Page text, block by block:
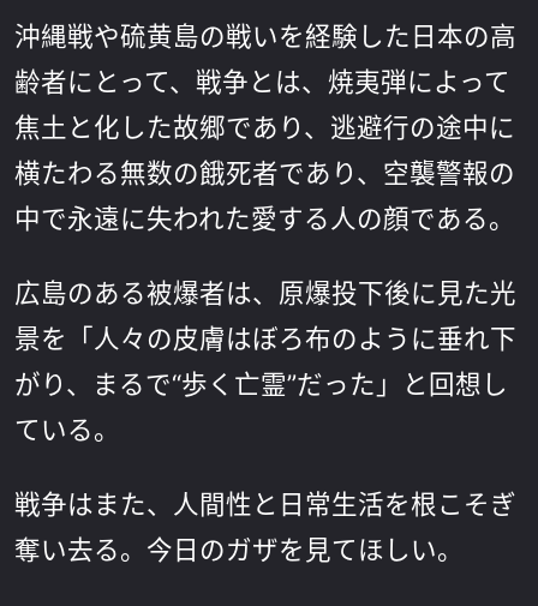
沖縄戦や硫黄島の戦いを経験した日本の高
齢者にとって、戦争とは、焼夷弾によって
焦土と化した故郷であり、逃避行の途中に
横たわる無数の餓死者であり、空襲警報の
中で永遠に失われた愛する人の顔である。
広島のある被爆者は、原爆投下後に見た光
景を「人々の皮膚はぼろ布のように垂れ下
がり、まるで“歩く亡霊”だった」と回想し
ている。
戦争はまた、人間性と日常生活を根こそぎ
奪い去る。今日のガザを見てほしい。